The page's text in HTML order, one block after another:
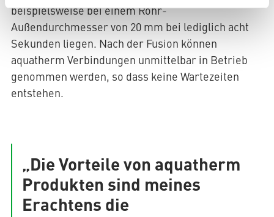
beispielsweise bei einem Rohr-
Außendurchmesser von 20 mm bei lediglich acht
Sekunden liegen. Nach der Fusion können
aquatherm Verbindungen unmittelbar in Betrieb
genommen werden, so dass keine Wartezeiten
entstehen.
„Die Vorteile von aquatherm
Produkten sind meines
Erachtens die